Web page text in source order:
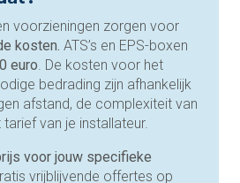
voorzieningen zorgen voor
kosten. ATS’s en EPS-boxen
euro. De kosten voor het
bedrading zijn afhankelijk
afstand, de complexiteit van
van je installateur.
voor jouw specifieke
vrijblijvende offertes op